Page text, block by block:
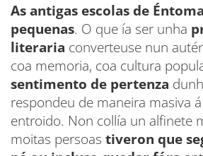
As antigas escolas de
pequenas. O que ía ser unha
literaria converteuse nun
coa memoria, coa cultura
sentimento de pertenza
respondeu de maneira masiva
entroido. Non collía un alfinete
moitas persoas tiveron que